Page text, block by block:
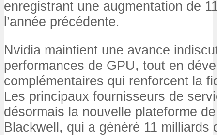
enregistrant une augmentation de
l’année précédente.
Nvidia maintient une avance
performances de GPU, tout en
complémentaires qui renforcent la
Les principaux fournisseurs de
désormais la nouvelle plateforme
Blackwell, qui a généré 11 milliards